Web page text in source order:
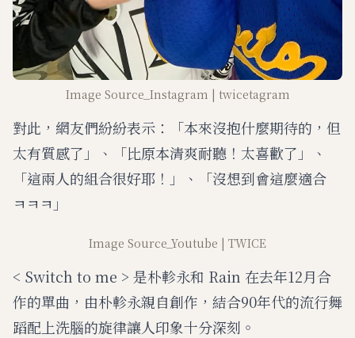
Image Source_Instagram | twicetagram
對此，網友們紛紛表示：「本來沒抱什麼期待的，但
太有質感了」、「比原本清爽耐聽！太喜歡了」、
「這兩人的組合很好耶！」、「沒想到會這麼適合
ㅋㅋㅋ」
Image Source_Youtube | TWICE
< Switch to me > 是朴軫永和 Rain 在去年12月合
作的單曲，由朴軫永親自創作，結合90年代的流行舞
蹈配上洗腦的旋律讓人印象十分深刻。